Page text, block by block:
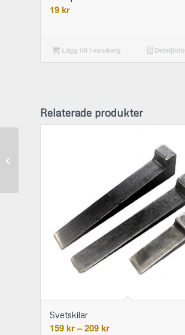
19kr
Lägg till i varukorg Detaljinfo
Relaterade produkter
Svetskilar
159kr–209krPrisintervall: